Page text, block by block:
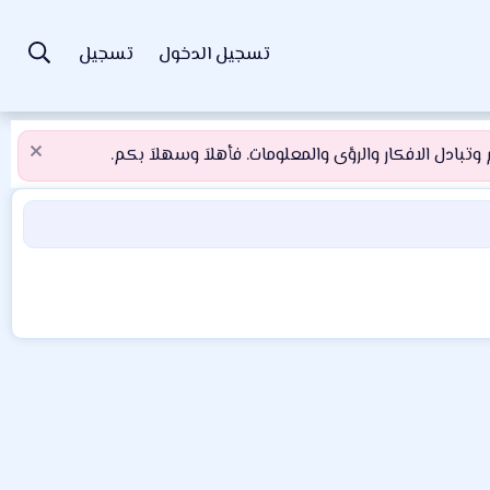
تسجيل الدخول تسجيل
الافكار والرؤى والمعلومات. فأهلاَ وسهلاَ بكم.